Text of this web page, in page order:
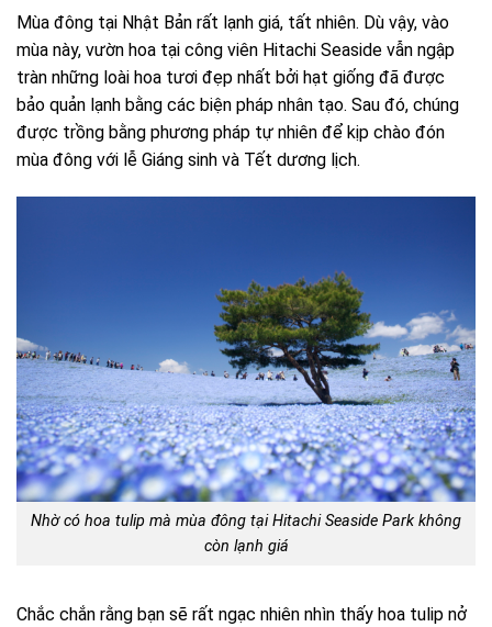
Mùa đông tại Nhật Bản rất lạnh giá, tất nhiên. Dù vậy, vào
mùa này, vườn hoa tại công viên Hitachi Seaside vẫn ngập
tràn những loài hoa tươi đẹp nhất bởi hạt giống đã được
bảo quản lạnh bằng các biện pháp nhân tạo. Sau đó, chúng
được trồng bằng phương pháp tự nhiên để kịp chào đón
mùa đông với lễ Giáng sinh và Tết dương lịch.
Nhờ có hoa tulip mà mùa đông tại Hitachi Seaside Park không
còn lạnh giá
Chắc chắn rằng bạn sẽ rất ngạc nhiên nhìn thấy hoa tulip nở